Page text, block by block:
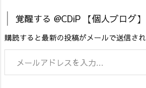
覚醒する @CDiP 【個人ブログ
購読すると最新の投稿がメールで送信され
メールアドレスを入力...